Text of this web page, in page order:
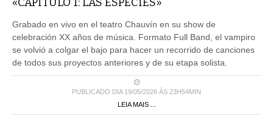
Grabado en vivo en el teatro Chauvín en su show de
celebración XX años de música. Formato Full Band, el vampiro
se volvió a colgar el bajo para hacer un recorrido de canciones
de todos sus proyectos anteriores y de su etapa solista.
PUBLICADO DIA 19/05/2026 ÀS 23H54MIN
LEIA MAIS ...